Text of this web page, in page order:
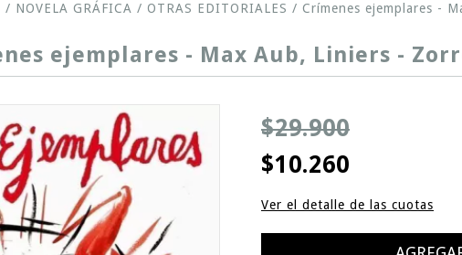
/ NOVELA GRÁFICA / OTRAS EDITORIALES / Crímenes ejemplares -
ejemplares - Max Aub, Liniers -
$29.900
$10.260
Ver el detalle de las cuotas